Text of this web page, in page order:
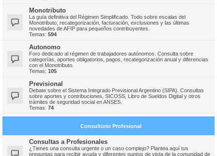
Monotributo
La guía definitiva del Régimen Simplificado. Todo sobre escalas del
Monotributo, recategorización, facturación, exclusiones y las últimas
novedades de AFIP para pequeños contribuyentes.
Temas: 594
Autonomo
Foro dedicado al régimen de trabajadores autónomos. Consulta sobre
categorías, aportes obligatorios, pagos, recategorización anual y diferencias
con el Monotributo.
Temas: 105
Previsional
Debate sobre el Sistema Integrado Previsional Argentino (SIPA). Consultas
sobre aportes y contribuciones, SICOSS, Libro de Sueldos Digital y otros
trámites de seguridad social en ANSES.
Temas: 74
Consultorio Profesional
Consultas a Profesionales
¿Tienes una consulta urgente o un caso complejo? Plantea aquí tus
preguntas para recibir ayuda y diferentes puntos de vista de la comunidad de